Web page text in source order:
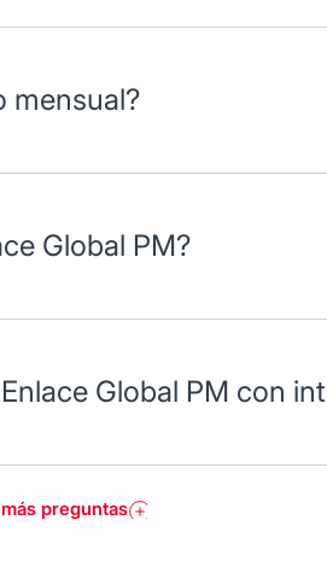
mensual?
Global PM?
Global PM con
preguntas